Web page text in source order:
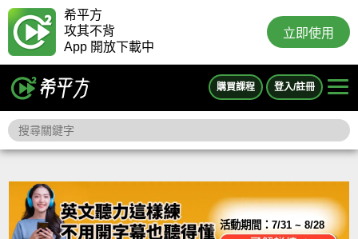
希平方
攻其不背
App 開放下載中
立即使用
購買課程 登入/註冊
活動期間：7/31 ~ 8/28